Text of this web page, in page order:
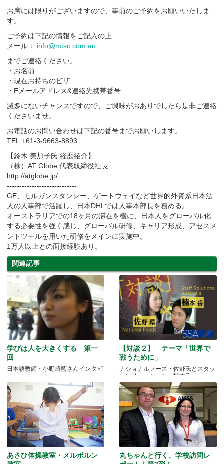
お席には限りがございますので、事前のご予約をお願いいたしま
す。
ご予約は下記の情報をご記入の上
メール： info@mtsc.com.au
までご連絡ください。
・お名前
・現在お持ちのビザ
・Eメールアドレス&連絡先携帯番号
滅多にないチャンスですので、ご興味がおありでしたら是非ご連絡
くださいませ。
お電話のお問い合わせは下記の番号までお願いします。
TEL:+61-3-9663-8893
【鈴木 美加子氏 経歴紹介】
（株）AT Globe 代表取締役社長
http://atglobe.jp/
----------------------------
GE、モルガンスタンレー、ゲートウェイなど世界的外資系日本法
人の人事部で活躍し、日本DHLでは人事本部長を務める。
オーストラリアでの18ヶ月の滞在を機に、日本人をグローバル化
する必要性を強く感じ、グローバル研修、キャリア形成、アセスメ
ントツールを用いた研修をメインに実施中。
1万人以上との面接経験あり。
関連記事
学びは人を大きくする 第一
回
日本語教師・小野崎藍さんインタビ
ュー
【対談２】 テーマ「世界で
戦うために」
ナショナルフーズ・佐野氏とスタッ
フソリューション・楠本氏
あさひ体操教室・メルボルン
丸ちゃんと行く、学校訪問レ